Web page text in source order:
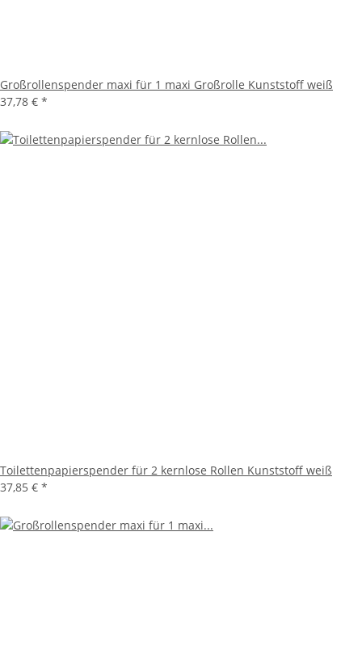
Großrollenspender maxi für 1 maxi Großrolle Kunststoff weiß
37,78 € *
Toilettenpapierspender für 2 kernlose Rollen Kunststoff weiß
37,85 € *